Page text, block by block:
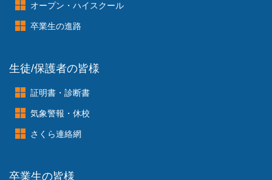
オープン・ハイスクール
卒業生の進路
生徒/保護者の皆様
証明書・診断書
気象警報・休校
さくら連絡網
卒業生の皆様